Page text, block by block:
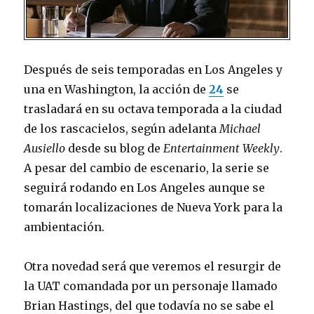
Después de seis temporadas en Los Angeles y
una en Washington, la acción de24 se
trasladará en su octava temporada a la ciudad
de los rascacielos, según adelantaMichael
Ausiello desde su blog deEntertainment Weekly.
A pesar del cambio de escenario, la serie se
seguirá rodando en Los Angeles aunque se
tomarán localizaciones de Nueva York para la
ambientación.
Otra novedad será que veremos el resurgir de
la UAT comandada por un personaje llamado
Brian Hastings, del que todavía no se sabe el